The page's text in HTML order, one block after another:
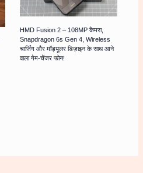
HMD Fusion 2 – 108MP कैमरा,
Snapdragon 6s Gen 4, Wireless
चार्जिंग और मॉड्यूलर डिज़ाइन के साथ आने
वाला गेम-चेंजर फोन!